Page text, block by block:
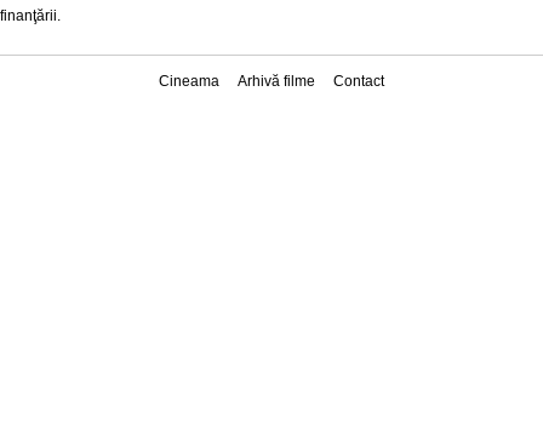
finanţării.
Cineama Arhivă filme Contact